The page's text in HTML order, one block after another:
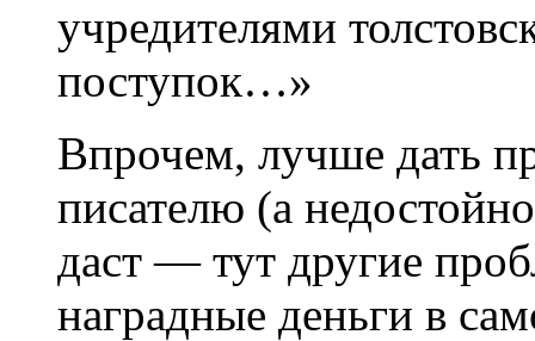
учредителями
поступок…»
Впрочем, лучше дать
писателю (а
даст — тут другие
наградные деньги в